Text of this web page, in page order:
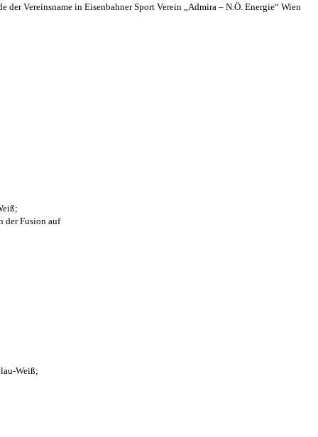
der Vereinsname in Eisenbahner Sport Verein „Admira – N.Ö. Energie“ Wien
der Fusion auf
Weiß;